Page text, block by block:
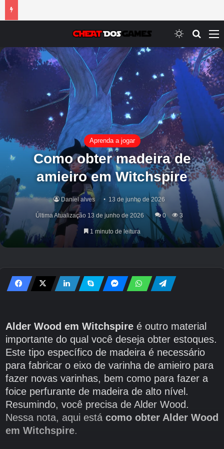
Switch skin
Aprenda a jogar
Como obter madeira de
amieiro em Witchspire
Daniel alves 13 de junho de 2026
Última Atualização 13 de junho de 2026 0 3
1 minuto de leitura
Alder Wood em Witchspireé outro material
importante do qual você deseja obter estoques.
Este tipo específico de madeira é necessário
para fabricar o eixo de varinha de amieiro para
fazer novas varinhas, bem como para fazer a
foice perfurante de madeira de alto nível.
Resumindo, você precisa de Alder Wood.
Nessa nota, aqui está como obter Alder Wood
em Witchspire.